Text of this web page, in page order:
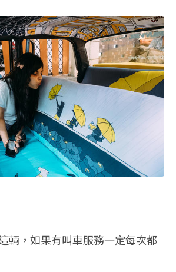
輛，如果有叫車服務一定每次都